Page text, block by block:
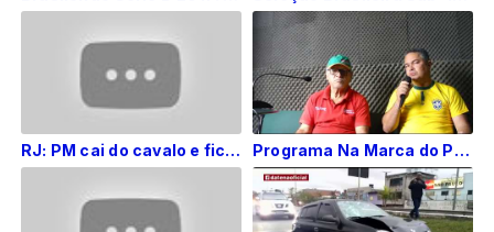
RJ: PM cai do cavalo e fica ferido no entorno do Maracanã Programa Na Marca do Pênalti entrevista presidente da LFTF